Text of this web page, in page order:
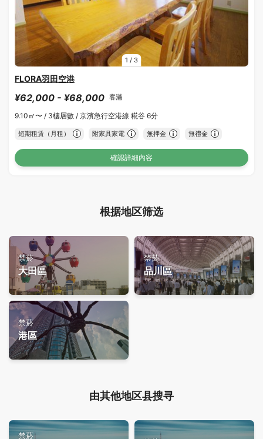
1 / 3
FLORA羽田空港
¥62,000 - ¥68,000 客滿
9.10㎡〜 / 3樓層數 / 京濱急行空港線 糀谷 6分
短期租賃（月租） 附家具家電 無押金 無禮金
確認詳細內容
根据地区筛选
禁菸
大田區
禁菸
品川區
禁菸
港區
由其他地区县搜寻
禁菸